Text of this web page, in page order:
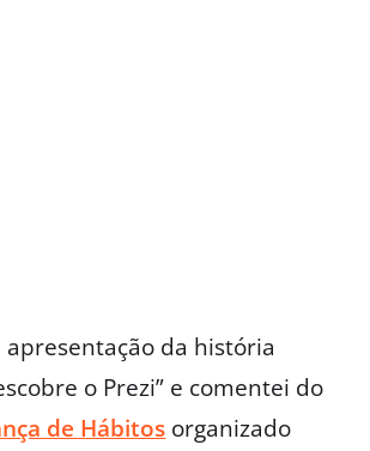
da história
o Prezi” e comentei do
de Hábitos organizado